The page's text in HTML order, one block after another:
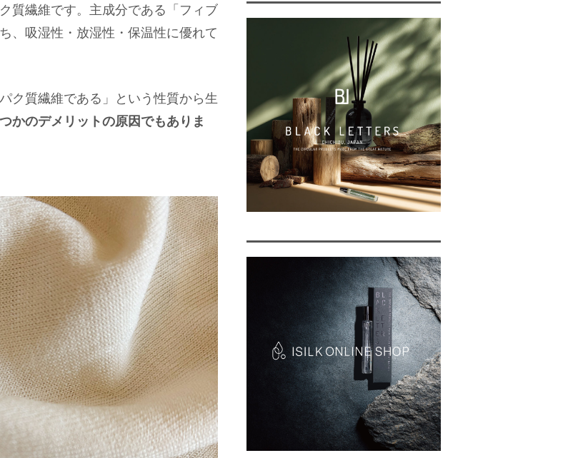
質繊維です。主成分である「フィブ
、吸湿性・放湿性・保温性に優れて
ク質繊維である」という性質から生
かのデメリットの原因でもありま